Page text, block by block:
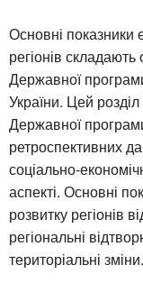
Основні показники
регіонів
Державної
України. Цей
Державної
ретроспективних
соціально-
аспекті. Основні
розвитку регіонів
регіональні
територіальні зміни.